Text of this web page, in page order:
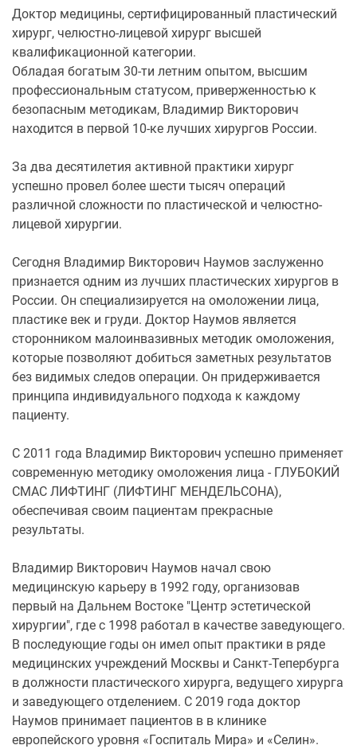
Доктор медицины, сертифицированный пластический
хирург, челюстно-лицевой хирург высшей
квалификационной категории.
Обладая богатым 30-ти летним опытом, высшим
профессиональным статусом, приверженностью к
безопасным методикам, Владимир Викторович
находится в первой 10-ке лучших хирургов России.
За два десятилетия активной практики хирург
успешно провел более шести тысяч операций
различной сложности по пластической и челюстно-
лицевой хирургии.
Сегодня Владимир Викторович Наумов заслуженно
признается одним из лучших пластических хирургов в
России. Он специализируется на омоложении лица,
пластике век и груди. Доктор Наумов является
сторонником малоинвазивных методик омоложения,
которые позволяют добиться заметных результатов
без видимых следов операции. Он придерживается
принципа индивидуального подхода к каждому
пациенту.
С 2011 года Владимир Викторович успешно применяет
современную методику омоложения лица - ГЛУБОКИЙ
СМАС ЛИФТИНГ (ЛИФТИНГ МЕНДЕЛЬСОНА),
обеспечивая своим пациентам прекрасные
результаты.
Владимир Викторович Наумов начал свою
медицинскую карьеру в 1992 году, организовав
первый на Дальнем Востоке "Центр эстетической
хирургии", где с 1998 работал в качестве заведующего.
В последующие годы он имел опыт практики в ряде
медицинских учреждений Москвы и Санкт-Тепербурга
в должности пластического хирурга, ведущего хирурга
и заведующего отделением. С 2019 года доктор
Наумов принимает пациентов в в клинике
европейского уровня «Госпиталь Мира» и «Селин».